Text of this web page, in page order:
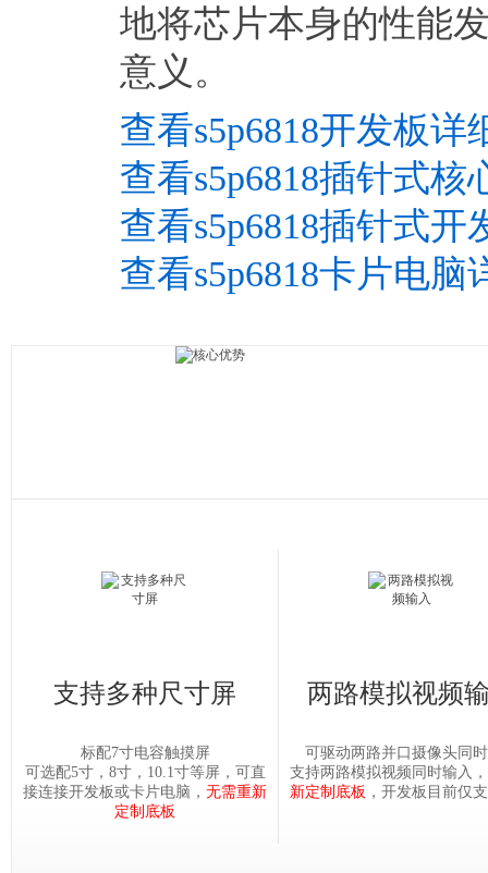
地将芯片本身的性能
意义。
查看s5p6818开发板详
查看s5p6818插针式核
查看s5p6818插针式开
查看s5p6818卡片电脑
支持多种尺寸屏
标配7寸电容触摸屏
可选配5寸，8寸，10.1寸等屏，可直
接连接开发板或卡片电脑， 无需重新
定制底板
两路模拟视频
可驱动两路并口摄像头同
支持两路模拟视频同时输入，
新定制底板 ，开发板目前仅